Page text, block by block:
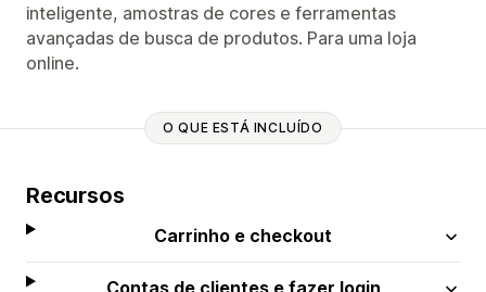
inteligente, amostras de cores e ferramentas
avançadas de busca de produtos. Para uma loja
online.
O QUE ESTÁ INCLUÍDO
Recursos
Carrinho e checkout
Contas de clientes e fazer login